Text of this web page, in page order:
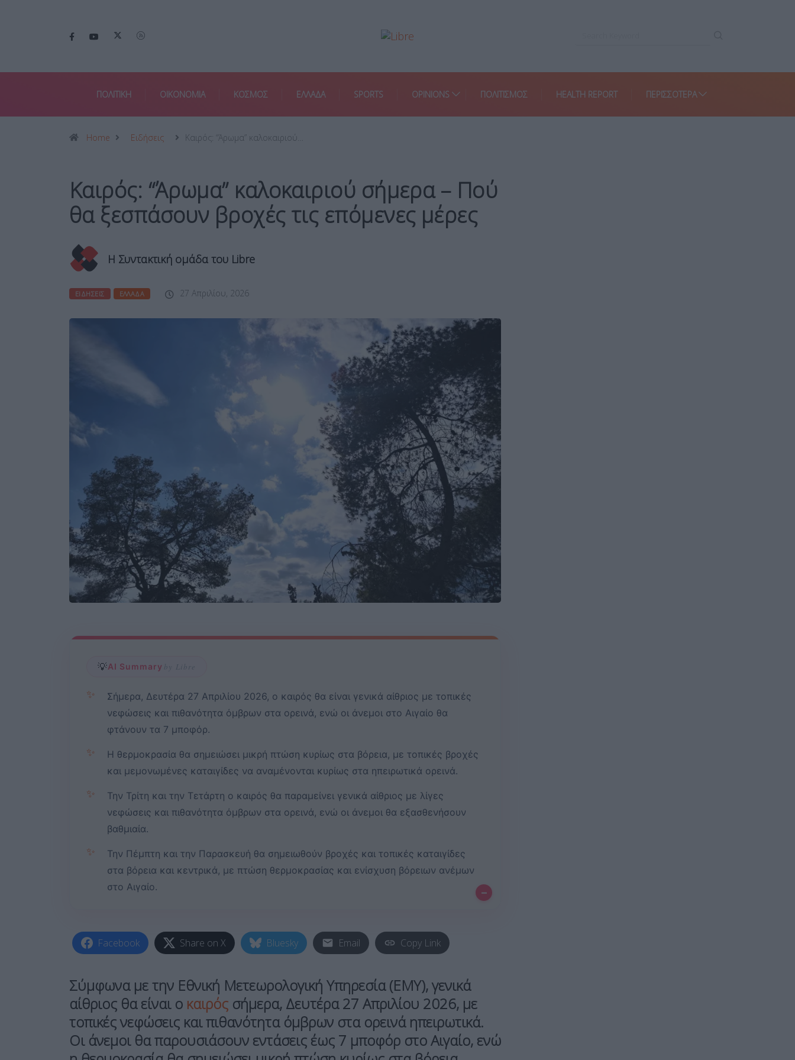
ΠΟΛΙΤΙΚΗ ΟΙΚΟΝΟΜΙΑ ΚΟΣΜΟΣ ΕΛΛΑΔΑ SPORTS OPINIONS ΠΟΛΙΤΙΣΜΟΣ HEALTH REPORT ΠΕΡΙΣΣΌΤΕΡΑ
Home Ειδήσεις Καιρός: “Άρωμα” καλοκαιριού…
Καιρός: “Άρωμα” καλοκαιριού σήμερα – Πού
θα ξεσπάσουν βροχές τις επόμενες μέρες
Η Συντακτική ομάδα του Libre
ΕΙΔΉΣΕΙΣ ΕΛΛΆΔΑ 27 Απριλίου, 2026
💡AI Summary by Libre
✨
Σήμερα, Δευτέρα 27 Απριλίου 2026, ο καιρός θα είναι γενικά αίθριος με τοπικές
νεφώσεις και πιθανότητα όμβρων στα ορεινά, ενώ οι άνεμοι στο Αιγαίο θα
φτάνουν τα 7 μποφόρ.
✨
Η θερμοκρασία θα σημειώσει μικρή πτώση κυρίως στα βόρεια, με τοπικές βροχές
και μεμονωμένες καταιγίδες να αναμένονται κυρίως στα ηπειρωτικά ορεινά.
✨
Την Τρίτη και την Τετάρτη ο καιρός θα παραμείνει γενικά αίθριος με λίγες
νεφώσεις και πιθανότητα όμβρων στα ορεινά, ενώ οι άνεμοι θα εξασθενήσουν
βαθμιαία.
✨
Την Πέμπτη και την Παρασκευή θα σημειωθούν βροχές και τοπικές καταιγίδες
στα βόρεια και κεντρικά, με πτώση θερμοκρασίας και ενίσχυση βόρειων ανέμων
στο Αιγαίο.
–
Facebook Share on X Bluesky Email Copy Link
Σύμφωνα με την Εθνική Μετεωρολογική Υπηρεσία (ΕΜΥ), γενικά
αίθριος θα είναι ο καιρός σήμερα, Δευτέρα 27 Απριλίου 2026, με
τοπικές νεφώσεις και πιθανότητα όμβρων στα ορεινά ηπειρωτικά.
Οι άνεμοι θα παρουσιάσουν εντάσεις έως 7 μποφόρ στο Αιγαίο, ενώ